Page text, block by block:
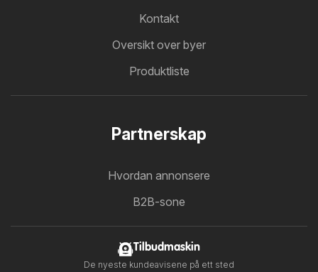
Kontakt
Oversikt over byer
Produktliste
Partnerskap
Hvordan annonsere
B2B-sone
Tilbudmaskin
De nyeste kundeavisene på ett sted